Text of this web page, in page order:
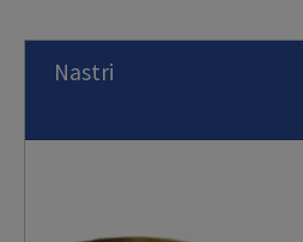
Nastri